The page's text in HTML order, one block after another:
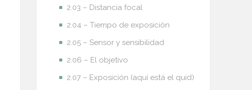
2.03 – Distancia focal
2.04 – Tiempo de exposición
2.05 – Sensor y sensibilidad
2.06 – El objetivo
2.07 – Exposición (aquí está el quid)